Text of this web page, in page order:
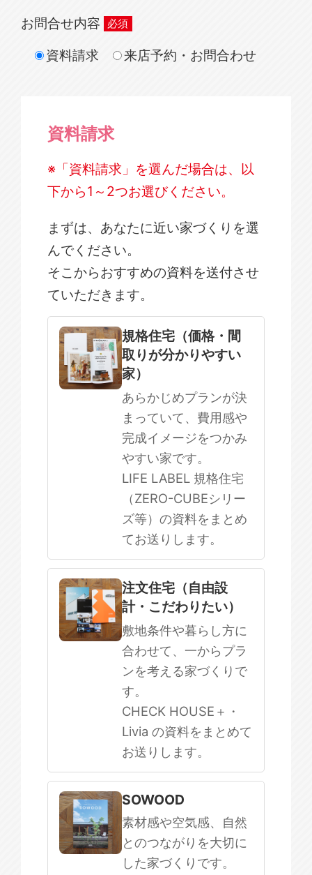
お問合せ内容
資料請求
来店予約・お問合わせ
資料請求
※「資料請求」を選んだ場合は、以
下から1～2つお選びください。
まずは、あなたに近い家づくりを選
んでください。
そこからおすすめの資料を送付させ
ていただきます。
規格住宅
注文住宅
SOWOOD
まだ何も決まっていない
規格住宅（価格・間
取りが分かりやすい
家）
あらかじめプランが決
まっていて、費用感や
完成イメージをつかみ
やすい家です。
LIFE LABEL 規格住宅
（ZERO-CUBEシリー
ズ等）の資料をまとめ
てお送りします。
注文住宅（自由設
計・こだわりたい）
敷地条件や暮らし方に
合わせて、一からプラ
ンを考える家づくりで
す。
CHECK HOUSE＋・
Livia の資料をまとめて
お送りします。
SOWOOD
素材感や空気感、自然
とのつながりを大切に
した家づくりです。